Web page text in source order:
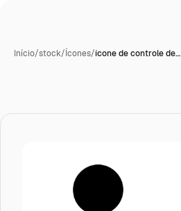
Início/stock/Ícones/ícone de controle de…